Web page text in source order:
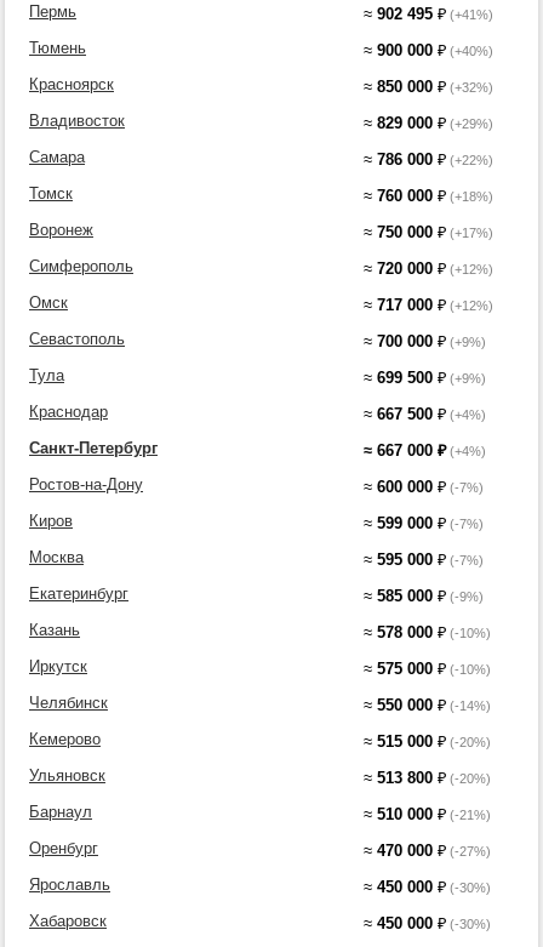
Пермь ≈ 902 495 ₽ (+41%)
Тюмень ≈ 900 000 ₽ (+40%)
Красноярск ≈ 850 000 ₽ (+32%)
Владивосток ≈ 829 000 ₽ (+29%)
Самара ≈ 786 000 ₽ (+22%)
Томск ≈ 760 000 ₽ (+18%)
Воронеж ≈ 750 000 ₽ (+17%)
Симферополь ≈ 720 000 ₽ (+12%)
Омск ≈ 717 000 ₽ (+12%)
Севастополь ≈ 700 000 ₽ (+9%)
Тула ≈ 699 500 ₽ (+9%)
Краснодар ≈ 667 500 ₽ (+4%)
Санкт-Петербург ≈ 667 000 ₽(+4%)
Ростов-на-Дону ≈ 600 000 ₽ (-7%)
Киров ≈ 599 000 ₽ (-7%)
Москва ≈ 595 000 ₽ (-7%)
Екатеринбург ≈ 585 000 ₽ (-9%)
Казань ≈ 578 000 ₽ (-10%)
Иркутск ≈ 575 000 ₽ (-10%)
Челябинск ≈ 550 000 ₽ (-14%)
Кемерово ≈ 515 000 ₽ (-20%)
Ульяновск ≈ 513 800 ₽ (-20%)
Барнаул ≈ 510 000 ₽ (-21%)
Оренбург ≈ 470 000 ₽ (-27%)
Ярославль ≈ 450 000 ₽ (-30%)
Хабаровск ≈ 450 000 ₽ (-30%)